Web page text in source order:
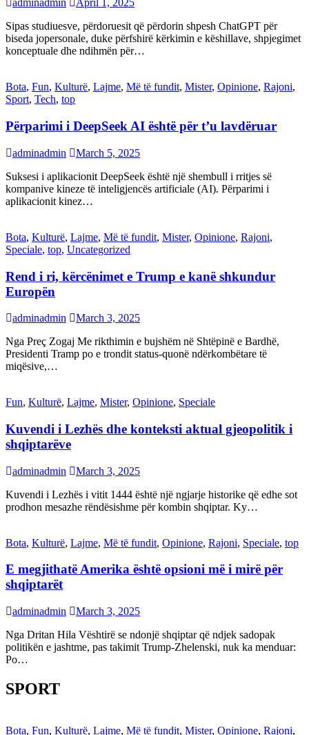
adminadmin
April 1, 2025
Sipas studiuesve, përdoruesit që përdorin shpesh ChatGPT për
biseda jopersonale, duke përfshirë kërkimin e këshillave, shpjegimet
konceptuale dhe ndihmën për…
Bota, Fun, Kulturë, Lajme, Më të fundit, Mister, Opinione, Rajoni,
Sport, Tech, top
Përparimi i DeepSeek AI është për t’u lavdëruar
adminadmin
March 5, 2025
Suksesi i aplikacionit DeepSeek është një shembull i rritjes së
kompanive kineze të inteligjencës artificiale (AI). Përparimi i
aplikacionit kinez…
Bota, Kulturë, Lajme, Më të fundit, Mister, Opinione, Rajoni,
Speciale, top, Uncategorized
Rend i ri, kërcënimet e Trump e kanë shkundur
Europën
adminadmin
March 3, 2025
Nga Preç Zogaj Me rikthimin e bujshëm në Shtëpinë e Bardhë,
Presidenti Tramp po e trondit status-quonë ndërkombëtare të
miqësive,…
Fun, Kulturë, Lajme, Mister, Opinione, Speciale
Kuvendi i Lezhës dhe konteksti aktual gjeopolitik i
shqiptarëve
adminadmin
March 3, 2025
Kuvendi i Lezhës i vitit 1444 është një ngjarje historike që edhe sot
prodhon mesazhe rëndësishme për kombin shqiptar. Ky…
Bota, Kulturë, Lajme, Më të fundit, Opinione, Rajoni, Speciale, top
E megjithatë Amerika është opsioni më i mirë për
shqiptarët
adminadmin
March 3, 2025
Nga Dritan Hila Vështirë se ndonjë shqiptar që ndjek sadopak
politikën e jashtme, pas takimit Trump-Zhelenski, nuk ka menduar:
Po…
SPORT
Bota, Fun, Kulturë, Lajme, Më të fundit, Mister, Opinione, Rajoni,